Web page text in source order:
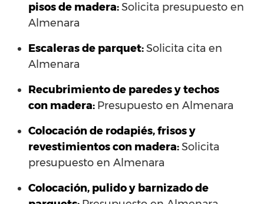
pisos de madera:Solicita presupuesto en
Almenara
Escaleras de parquet:Solicita cita en
Almenara
Recubrimiento de paredes y techos
con madera: Presupuesto en Almenara
Colocación de rodapiés, frisos y
revestimientos con madera:Solicita
presupuesto en Almenara
Colocación, pulido y barnizado de